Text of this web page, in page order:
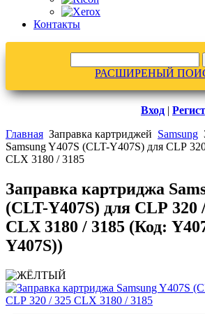
Контакты
РАСШИРЕНЫЙ
Вход |
Главная Заправка картриджей Samsung
Samsung Y407S (CLT-Y407S) для CLP
CLX 3180 / 3185
Заправка картриджа
(CLT-Y407S) для CLP 320
CLX 3180 / 3185 (Код:
Y407S))